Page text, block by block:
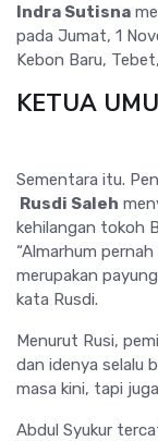
Indra Sutisna
pada Jumat, 1
Kebon Baru,
KETUA
Sementara itu.
Rusdi Saleh
kehilangan tokoh
“Almarhum
merupakan
kata Rusdi.
Menurut Rusi,
dan idenya selalu
masa kini, tapi
Abdul Syukur